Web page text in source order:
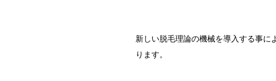
新しい脱毛理論の機械を導入する事に
ります。